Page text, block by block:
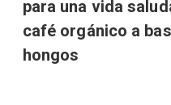
para una vida
café orgánico a
hongos